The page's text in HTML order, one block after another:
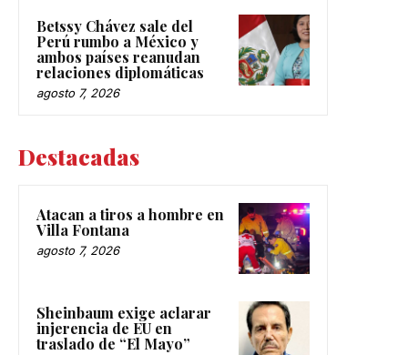
Betssy Chávez sale del
Perú rumbo a México y
ambos países reanudan
relaciones diplomáticas
agosto 7, 2026
Destacadas
Atacan a tiros a hombre en
Villa Fontana
agosto 7, 2026
Sheinbaum exige aclarar
injerencia de EU en
traslado de “El Mayo”